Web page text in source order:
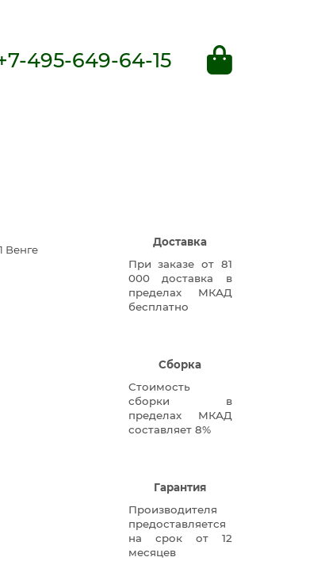
495-649-64-15
Венге
Доставка
При заказе от 81
000 доставка в
пределах МКАД
бесплатно
Сборка
Стоимость
сборки в
пределах МКАД
составляет 8%
Гарантия
Производителя
предоставляется
на срок от 12
месяцев